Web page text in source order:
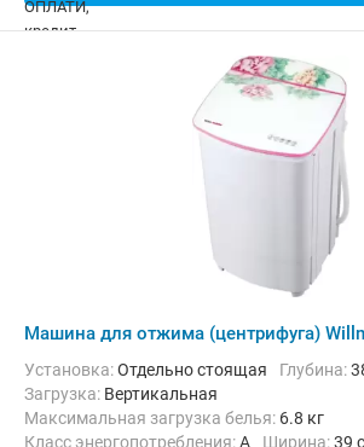
Машина для отжима (центрифуга)
Установка:Отдельно стоящая Глубина:
загрузка: Вертикальная
Максимальная загрузка белья: 6.8 кг
Класс энергопотребления:А Ширина:39